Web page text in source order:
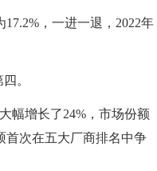
，一进一退，2022年
。
幅增长了24%，市场份额
首次在五大厂商排名中争